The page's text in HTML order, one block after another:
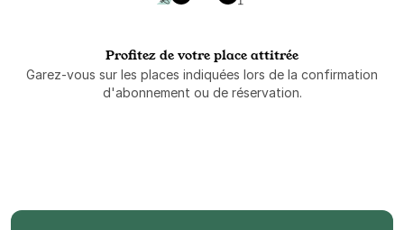
Profitez de votre place attitrée
Garez-vous sur les places indiquées lors de la confirmation
d'abonnement ou de réservation.